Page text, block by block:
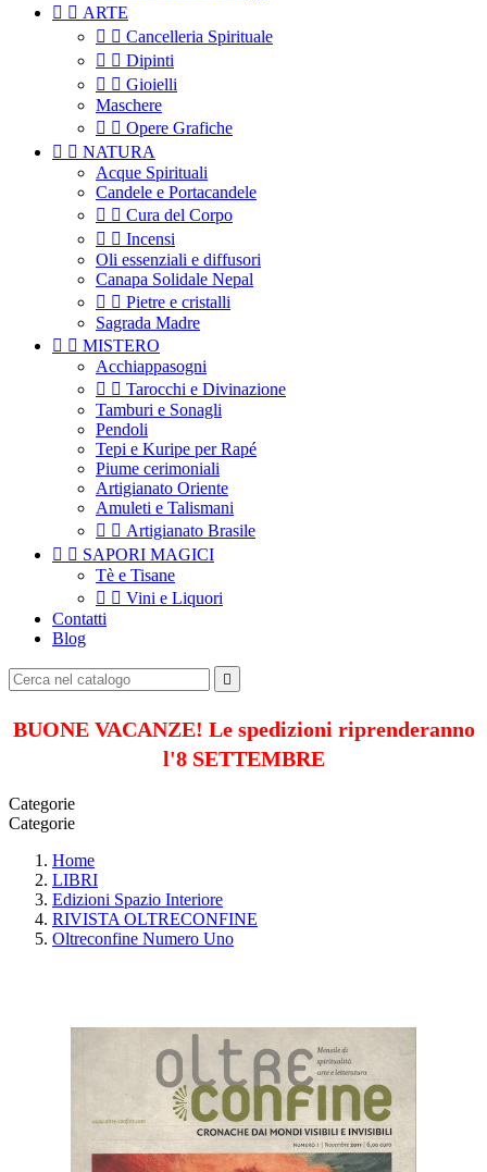
  ARTE
  Cancelleria Spirituale
  Dipinti
  Gioielli
Maschere
  Opere Grafiche
  NATURA
Acque Spirituali
Candele e Portacandele
  Cura del Corpo
  Incensi
Oli essenziali e diffusori
Canapa Solidale Nepal
  Pietre e cristalli
Sagrada Madre
  MISTERO
Acchiappasogni
  Tarocchi e Divinazione
Tamburi e Sonagli
Pendoli
Tepi e Kuripe per Rapé
Piume cerimoniali
Artigianato Oriente
Amuleti e Talismani
  Artigianato Brasile
  SAPORI MAGICI
Tè e Tisane
  Vini e Liquori
Contatti
Blog

BUONE VACANZE! Le spedizioni riprenderanno
l'8 SETTEMBRE
Categorie
Categorie
Home
LIBRI
Edizioni Spazio Interiore
RIVISTA OLTRECONFINE
Oltreconfine Numero Uno